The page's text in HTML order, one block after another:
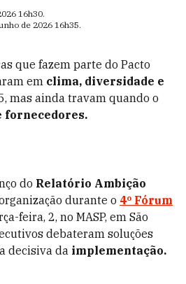
16h30.
de 2026 16h35.
que fazem parte do Pacto
em clima, diversidade e
mas ainda travam quando o
fornecedores.
do Relatório Ambição
durante o 4º Fórum
feira, 2, no MASP, em São
debateram soluções
decisiva da implementação.